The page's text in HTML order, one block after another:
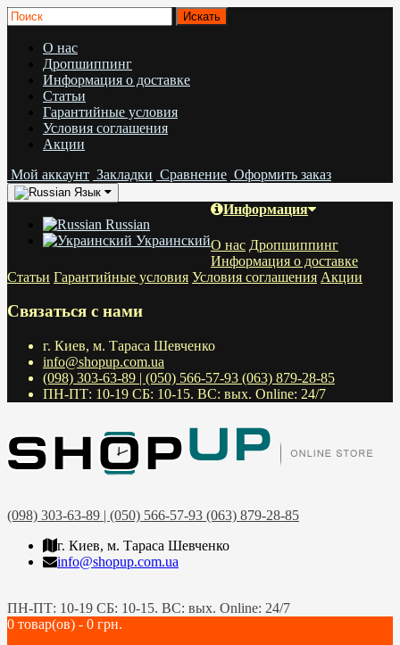
О нас
Дропшиппинг
Информация о доставке
Статьи
Гарантийные условия
Условия соглашения
Акции
Мой аккаунт Закладки Сравнение Оформить заказ
Язык
Russian
Украинский
Информация
О нас Дропшиппинг
Информация о доставке
Статьи Гарантийные условия Условия соглашения Акции
Связаться с нами
г. Киев, м. Тараса Шевченко
info@shopup.com.ua
(098) 303-63-89 | (050) 566-57-93 (063) 879-28-85
ПН-ПТ: 10-19 СБ: 10-15. ВС: вых. Online: 24/7
(098) 303-63-89 | (050) 566-57-93 (063) 879-28-85
г. Киев, м. Тараса Шевченко
info@shopup.com.ua
ПН-ПТ: 10-19 СБ: 10-15. ВС: вых. Online: 24/7
0 товар(ов) - 0 грн.